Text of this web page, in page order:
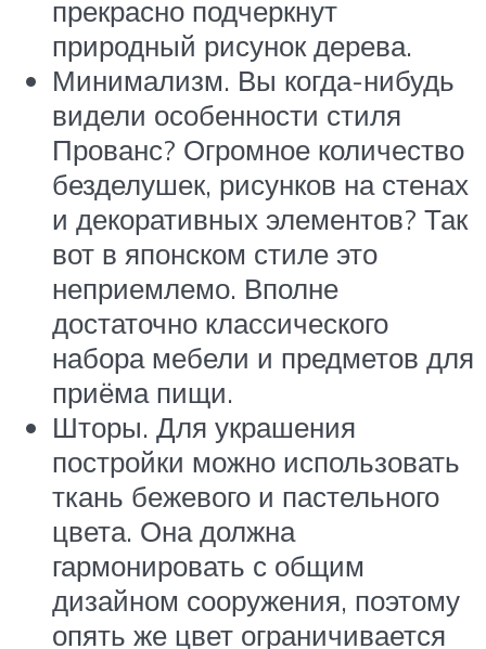
прекрасно подчеркнут
природный рисунок дерева.
Минимализм. Вы когда-нибудь
видели особенности стиля
Прованс? Огромное количество
безделушек, рисунков на стенах
и декоративных элементов? Так
вот в японском стиле это
неприемлемо. Вполне
достаточно классического
набора мебели и предметов для
приёма пищи.
Шторы. Для украшения
постройки можно использовать
ткань бежевого и пастельного
цвета. Она должна
гармонировать с общим
дизайном сооружения, поэтому
опять же цвет ограничивается